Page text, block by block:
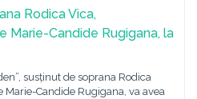
Rodica Vica,
Marie-Candide Rugigana, la
susținut de soprana Rodica
Candide Rugigana, va avea